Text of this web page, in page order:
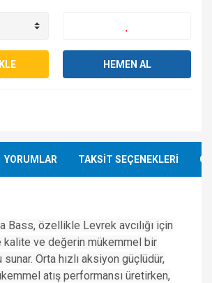
HEMEN AL
YORUMLAR TAKSİT SEÇENEKLERİ
Bass, özellikle Levrek avcılığı için
ve değerin mükemmel bir
Orta hızlı aksiyon güçlüdür,
atış performansı üretirken,